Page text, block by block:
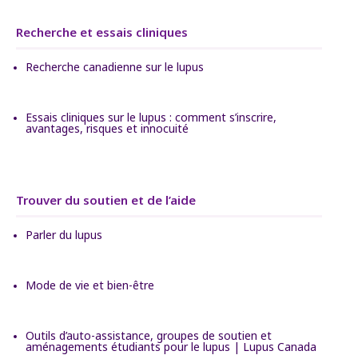
Recherche et essais cliniques
Recherche canadienne sur le lupus
Essais cliniques sur le lupus : comment s’inscrire,
avantages, risques et innocuité
Trouver du soutien et de l’aide
Parler du lupus
Mode de vie et bien-être
Outils d’auto-assistance, groupes de soutien et
aménagements étudiants pour le lupus | Lupus Canada